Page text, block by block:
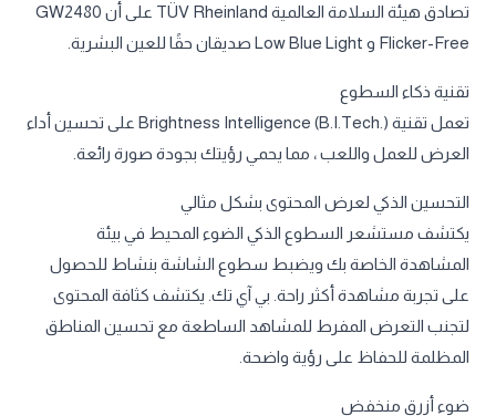
تصادق هيئة السلامة العالمية TÜV Rheinland على أن GW2480
Flicker-Free و Low Blue Light صديقان حقًا للعين البشرية.
تقنية ذكاء السطوع
تعمل تقنية Brightness Intelligence (B.I.Tech.) على تحسين أداء
العرض للعمل واللعب ، مما يحمي رؤيتك بجودة صورة رائعة.
التحسين الذكي لعرض المحتوى بشكل مثالي
يكتشف مستشعر السطوع الذكي الضوء المحيط في بيئة
المشاهدة الخاصة بك ويضبط سطوع الشاشة بنشاط للحصول
على تجربة مشاهدة أكثر راحة. بي آي تك. يكتشف كثافة المحتوى
لتجنب التعرض المفرط للمشاهد الساطعة مع تحسين المناطق
المظلمة للحفاظ على رؤية واضحة.
ضوء أزرق منخفض